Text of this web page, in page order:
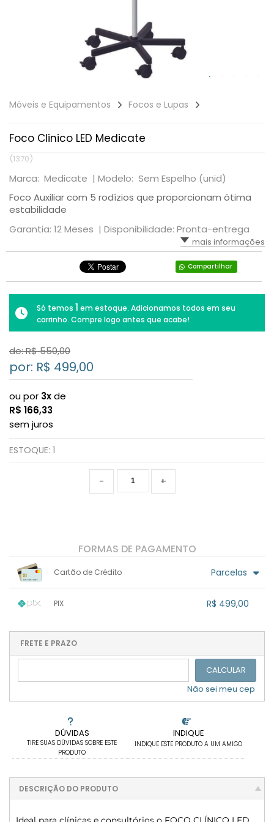
Móveis e Equipamentos Focos e Lupas
Foco Clinico LED Medicate
(1370)
Marca: Medicate | Modelo: Sem Espelho (unid)
Foco Auxiliar com 5 rodízios que proporcionam ótima
estabilidade
Garantia: 12 Meses | Disponibilidade: Pronta-entrega
mais informações
Compartilhar
Só temos 1 em estoque. Adicionamos todos em seu
carrinho. Compre logo antes que acabe!
DÚVIDAS
TIRE SUAS DÚVIDAS SOBRE ESTE
PRODUTO
INDIQUE
INDIQUE ESTE PRODUTO A UM AMIGO
de: R$550,00
por: R$ 499,00
ou por 3xde
R$ 166,33
sem juros
ESTOQUE: 1
+
-
FORMAS DE PAGAMENTO
Cartão de Crédito Parcelas
PIX R$ 499,00
...
....
FRETE E PRAZO
CALCULAR
Não sei meu cep
DESCRIÇÃO DO PRODUTO